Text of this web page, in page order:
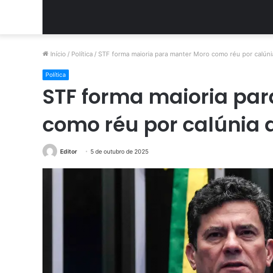
Início / Política / STF forma maioria para manter Moro como réu por
Política
STF forma maioria
como réu por calúnia
Editor 5 de outubro de 2025